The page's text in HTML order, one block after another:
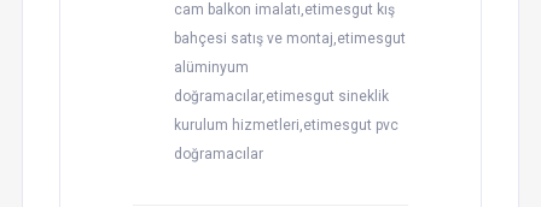
cam balkon imalatı,etimesgut kış
bahçesi satış ve montaj,etimesgut
alüminyum
doğramacılar,etimesgut sineklik
kurulum hizmetleri,etimesgut pvc
doğramacılar